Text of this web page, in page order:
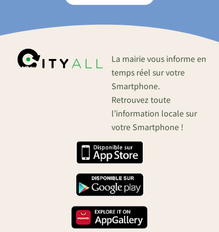
La mairie vous informe en
temps réel sur votre
Smartphone.
Retrouvez toute
l’information locale sur
votre Smartphone !